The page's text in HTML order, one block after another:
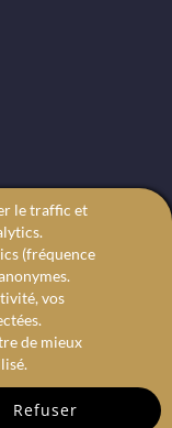
le traffic et
(fréquence
vos
de mieux
Refuser